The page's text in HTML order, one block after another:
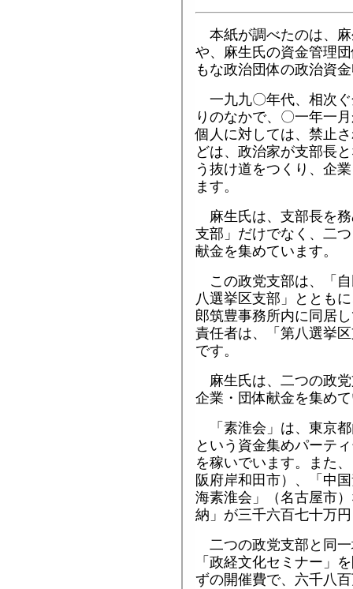
本紙が調べたのは、
や、麻生氏の資金管理
もな政治団体の政治資
一九九〇年代、相次
りのなかで、〇一年一
個人に対しては、禁止
どは、政治家が支部長
う抜け道をつくり、企
ます。
麻生氏は、支部長を
支部」だけでなく、二
献金を集めています。
この政党支部は、「
八選挙区支部」ととも
郎筑豊事務所内に同居
責任者は、「第八選挙
です。
麻生氏は、二つの政
企業・団体献金を集め
「素淮会」は、東京
という資金集めパーテ
を稼いでいます。また
阪府岸和田市）、「中
海素淮会」（名古屋市
納」が三千六百七十万
二つの政党支部と同
「政経文化セミナー」
ずの開催費で、六千八